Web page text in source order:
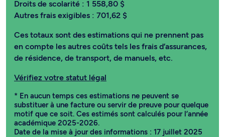
Droits de scolarité : 1 558,80 $
Autres frais exigibles : 701,62 $
Ces totaux sont des estimations qui ne prennent pas
en compte les autres coûts tels les frais d’assurances,
de résidence, de transport, de manuels, etc.
Vérifiez votre statut légal
* En aucun temps ces estimations ne peuvent se
substituer à une facture ou servir de preuve pour quelque
motif que ce soit. Ces estimés sont calculés pour l’année
académique 2025-2026.
Date de la mise à jour des informations : 17 juillet 2025